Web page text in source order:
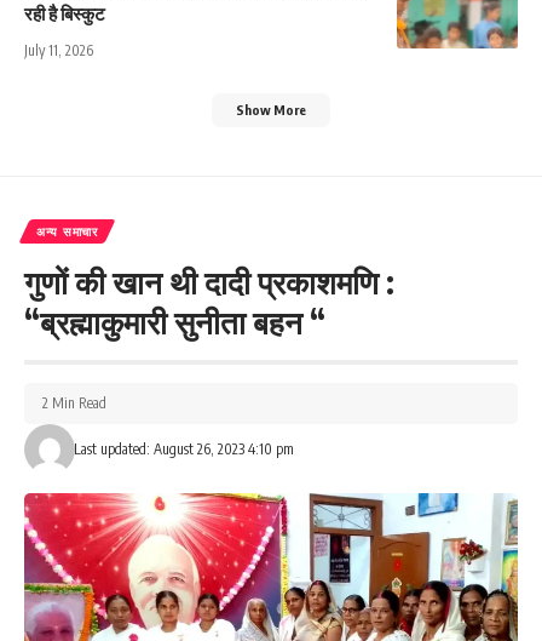
रही है बिस्कुट
July 11, 2026
Show More
अन्य समाचार
गुणों की खान थी दादी प्रकाशमणि :
“ब्रह्माकुमारी सुनीता बहन “
Last updated: August 26, 2023 4:10 pm
2 Min Read